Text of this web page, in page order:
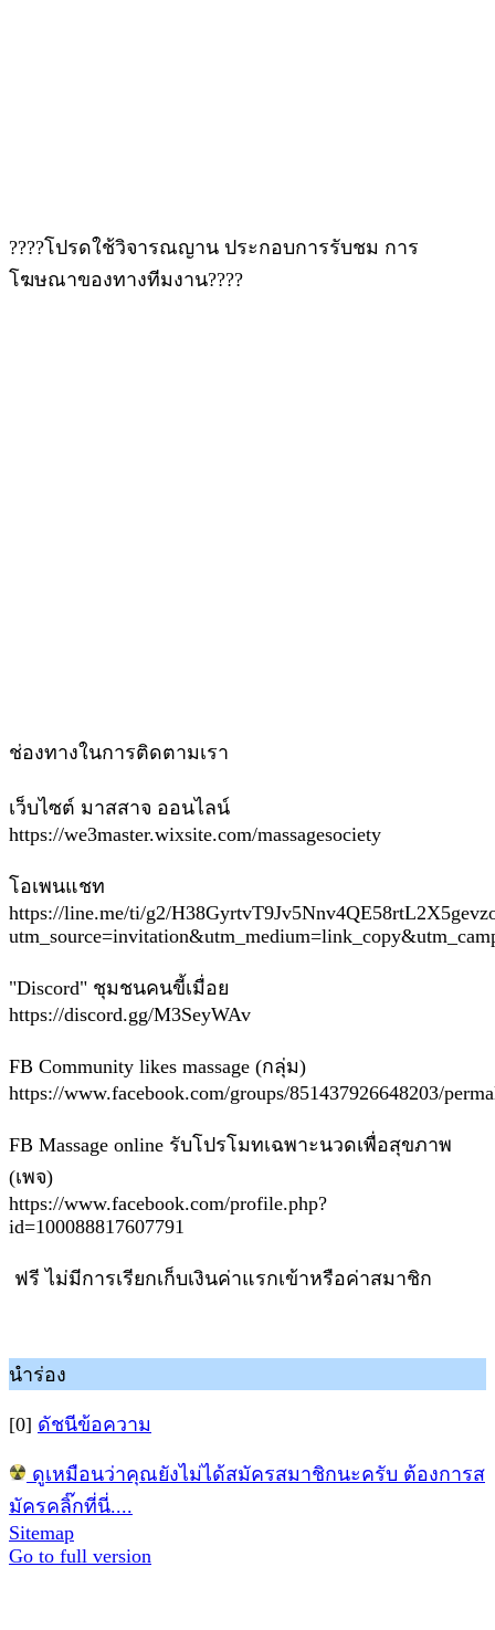
????โปรดใช้วิจารณญาน ประกอบการรับชม การ
โฆษณาของทางทีมงาน????
ช่องทางในการติดตามเรา
เว็บไซต์ มาสสาจ ออนไลน์
https://we3master.wixsite.com/massagesociety
โอเพนแชท
https://line.me/ti/g2/
"Discord" ชุมชนคนขี้เมื่อย
https://discord.gg/M3SeyWAv
FB Community likes massage (กลุ่ม)
https://www.facebook.com/groups/851437926648203/
FB Massage online รับโปรโมทเฉพาะนวดเพื่อสุขภาพ
(เพจ)
https://www.facebook.com/profile.php?
id=100088817607791
ฟรี ไม่มีการเรียกเก็บเงินค่าแรกเข้าหรือค่าสมาชิก
นำร่อง
[0] ดัชนีข้อความ
ดูเหมือนว่าคุณยังไม่ได้สมัครสมาชิกนะครับ ต้องการส
มัครคลิ๊กที่นี่....
Sitemap
Go to full version